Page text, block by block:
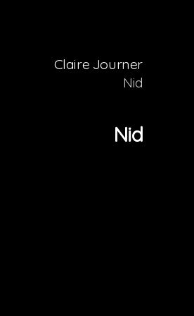
Claire Journer
Nid
Nid